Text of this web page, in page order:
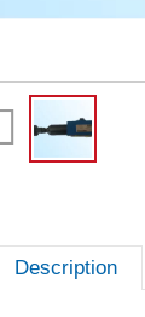
Description